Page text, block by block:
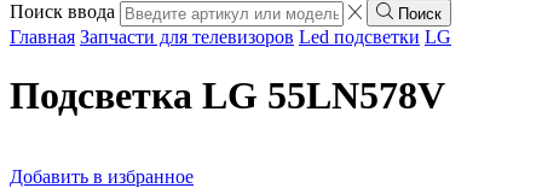
Поиск ввода
Поиск
Главная Запчасти для телевизоров Led подсветки LG
Подсветка LG 55LN578V
Добавить в избранное